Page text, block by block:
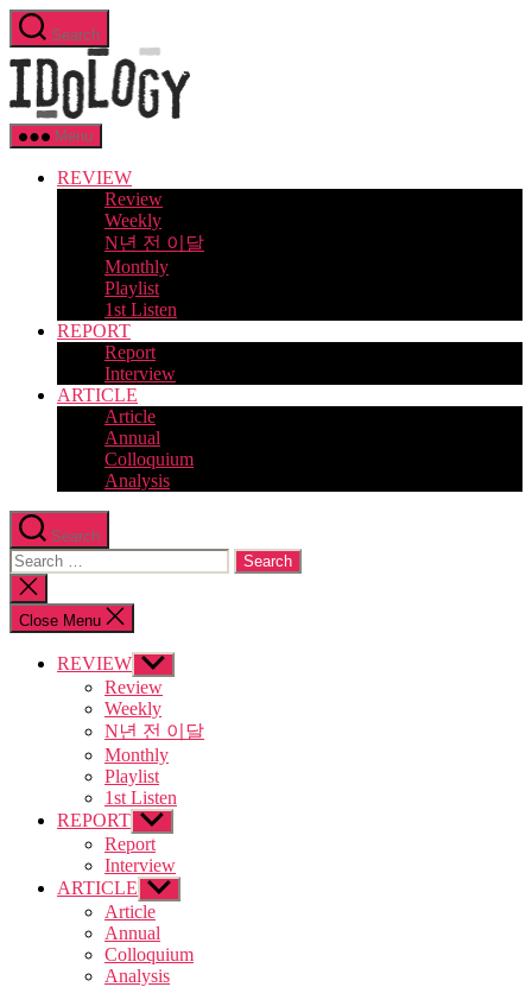
Skip
to
the
content
Search
Menu
REVIEW
Review
Weekly
N년 전 이달
Monthly
Playlist
1st Listen
REPORT
Report
Interview
ARTICLE
Article
Annual
Colloquium
Analysis
Search
Search
for:
Close
search
Close Menu
REVIEW Show
sub
menu
Review
Weekly
N년 전 이달
Monthly
Playlist
1st Listen
REPORT Show
sub
menu
Report
Interview
ARTICLE Show
sub
menu
Article
Annual
Colloquium
Analysis